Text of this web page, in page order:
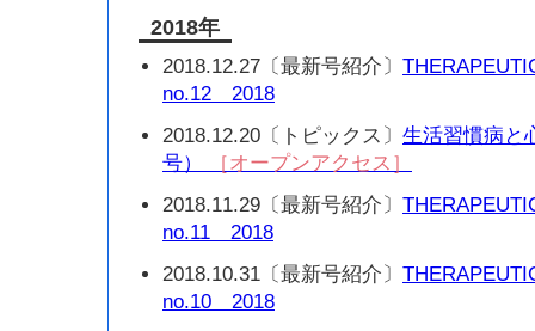
2018年
2018.12.27〔最新号紹介〕
no.12 2018
2018.12.20〔トピックス〕 生活習慣病と
号）
［オープンアクセス］
2018.11.29〔最新号紹介〕
no.11 2018
2018.10.31〔最新号紹介〕
no.10 2018